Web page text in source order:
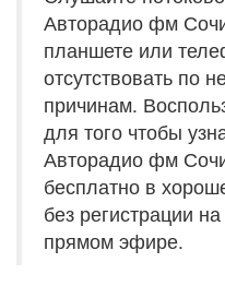
Авторадио фм
планшете или
отсутствовать по
причинам.
для того чтобы
Авторадио фм
бесплатно в
без регистрации
прямом эфире.